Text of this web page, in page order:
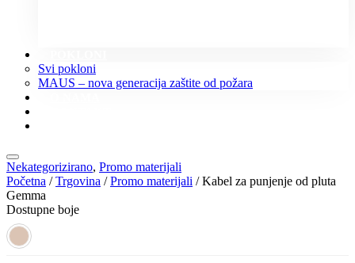
Svi pokloni
MAUS – nova generacija zaštite od požara
Nekategorizirano, Promo materijali
Početna /Trgovina /Promo materijali / Kabel za punjenje od pluta
Gemma
Dostupne boje